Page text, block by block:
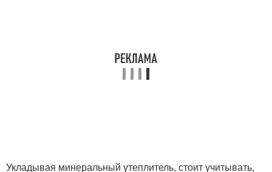
Укладывая минеральный утеплитель, стоит учитывать,